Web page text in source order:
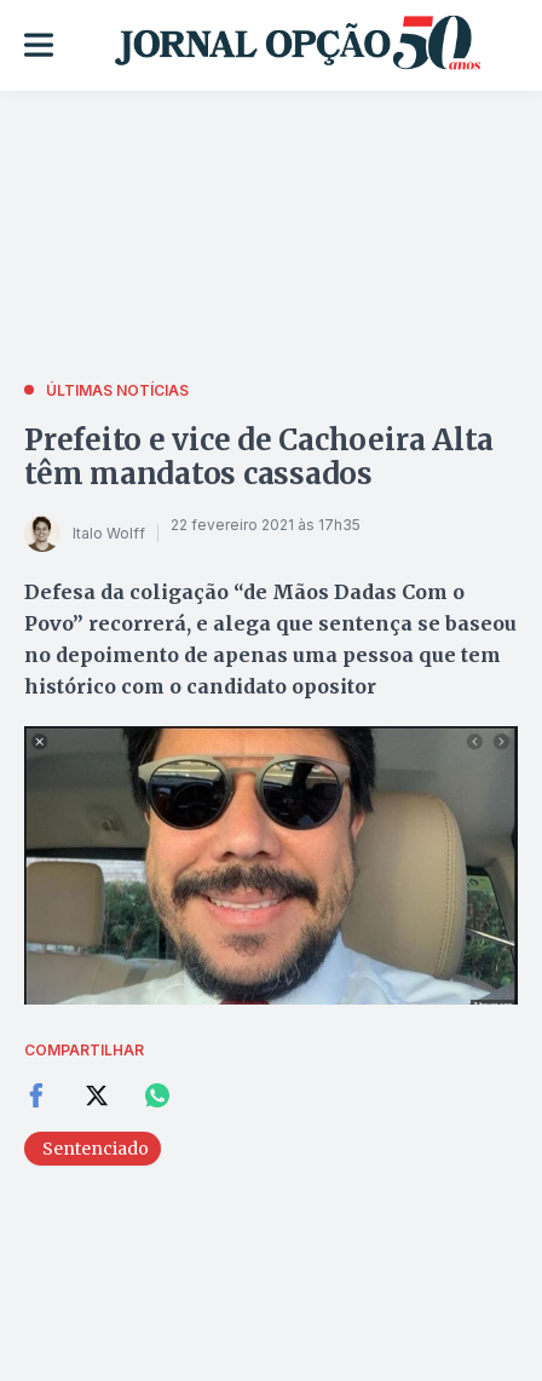
ÚLTIMAS NOTÍCIAS
Prefeito e vice de Cachoeira Alta
têm mandatos cassados
Italo Wolff 22 fevereiro 2021 às 17h35
Defesa da coligação “de Mãos Dadas Com o
Povo” recorrerá, e alega que sentença se baseou
no depoimento de apenas uma pessoa que tem
histórico com o candidato opositor
COMPARTILHAR
Sentenciado